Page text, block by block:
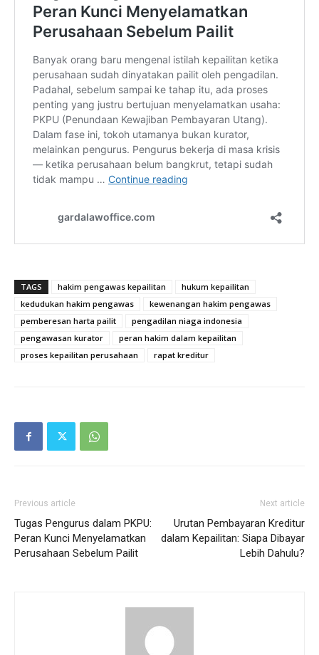
TAGS hakim pengawas kepailitan
hukum kepailitan
kedudukan hakim pengawas
kewenangan hakim pengawas
pemberesan harta pailit
pengadilan niaga indonesia
pengawasan kurator
peran hakim dalam kepailitan
proses kepailitan perusahaan
rapat kreditur
Previous article
Tugas Pengurus dalam PKPU:
Peran Kunci Menyelamatkan
Perusahaan Sebelum Pailit
Next article
Urutan Pembayaran Kreditur
dalam Kepailitan: Siapa Dibayar
Lebih Dahulu?